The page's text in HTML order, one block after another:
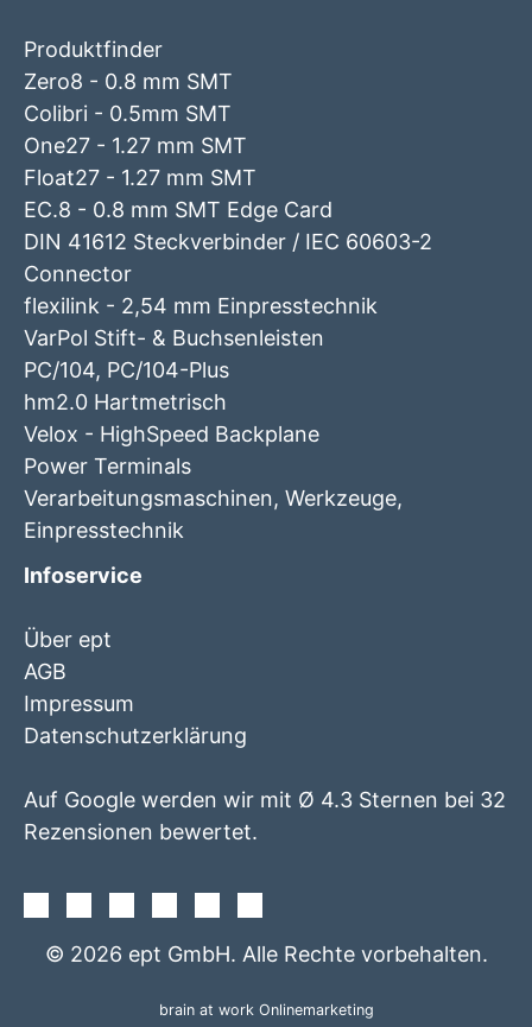
Produktfinder
Zero8 - 0.8 mm SMT
Colibri - 0.5mm SMT
One27 - 1.27 mm SMT
Float27 - 1.27 mm SMT
EC.8 - 0.8 mm SMT Edge Card
DIN 41612 Steckverbinder / IEC 60603-2
Connector
flexilink - 2,54 mm Einpresstechnik
VarPol Stift- & Buchsenleisten
PC/104, PC/104-Plus
hm2.0 Hartmetrisch
Velox - HighSpeed Backplane
Power Terminals
Verarbeitungsmaschinen, Werkzeuge,
Einpresstechnik
Infoservice
Über ept
AGB
Impressum
Datenschutzerklärung
Auf Google werden wir mit Ø 4.3 Sternen bei 32
Rezensionen bewertet.
© 2026 ept GmbH. Alle Rechte vorbehalten.
brain at work Onlinemarketing